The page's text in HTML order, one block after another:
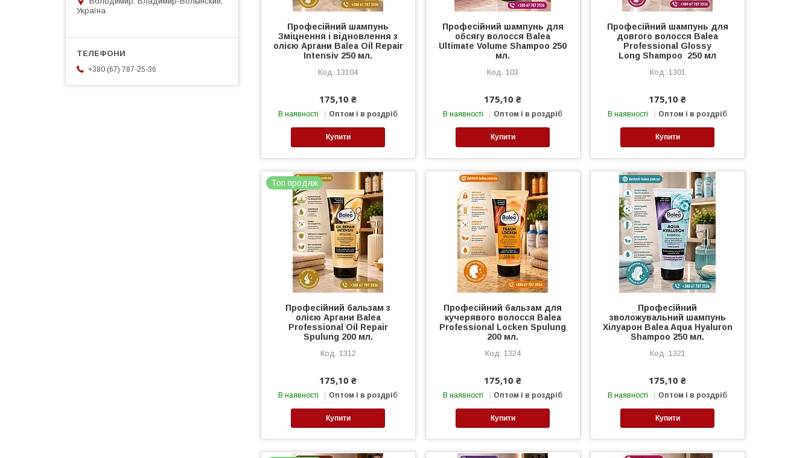
Професійний шампунь
Зміцнення і відновлення з
олією Аргани Balea Oil Repair
Intensiv 250 мл.
13104
175,10 ₴
В наявності Оптом і в роздріб
Купити
Професійний шампунь для
обсягу волосся Balea
Ultimate Volume Shampoo 250
мл.
103
175,10 ₴
В наявності Оптом і в роздріб
Купити
Професійний шампунь для
довгого волосся Balea
Professional Glossy
Long Shampoo 250 мл
1301
175,10 ₴
В наявності Оптом і в роздріб
Купити
Топ продаж
Професійний бальзам з
олією Аргани Balea
Professional Oil Repair
Spulung 200 мл.
1312
175,10 ₴
В наявності Оптом і в роздріб
Купити
Професійний бальзам для
кучерявого волосся Balea
Professional Locken Spulung
200 мл.
1324
175,10 ₴
В наявності Оптом і в роздріб
Купити
Професійний
зволожувальний шампунь
Хілуарон Balea Aqua Hyaluron
Shampoo 250 мл.
1321
175,10 ₴
В наявності Оптом і в роздріб
Купити
Україна
+380 (67) 787-25-36